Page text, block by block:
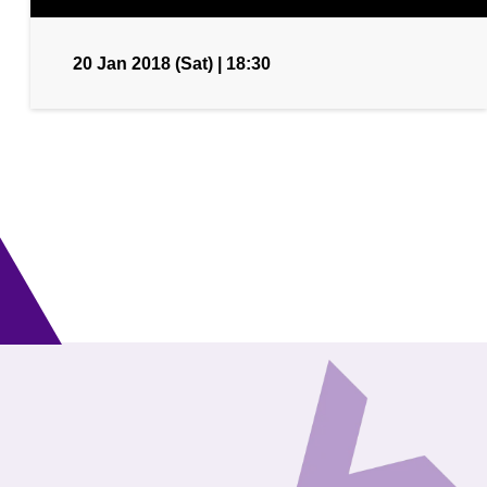
20 Jan 2018 (Sat) | 18:30